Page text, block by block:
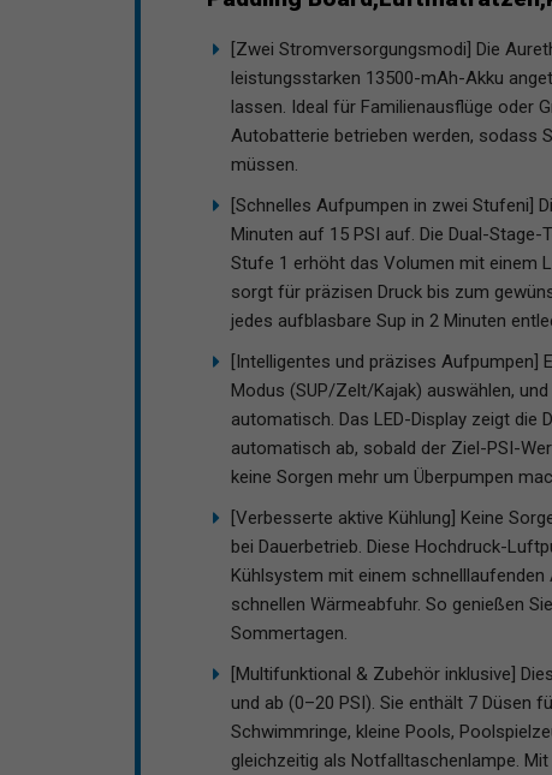
[Zwei Stromversorgungsmodi] Die
leistungsstarken 13500-mAh-Akku
lassen. Ideal für Familienausflüge oder
Autobatterie betrieben werden, sodass
müssen.
[Schnelles Aufpumpen in zwei Stufeni]
Minuten auf 15 PSI auf. Die Dual-
Stufe 1 erhöht das Volumen mit einem
sorgt für präzisen Druck bis zum
jedes aufblasbare Sup in 2 Minuten
[Intelligentes und präzises Aufpumpen]
Modus (SUP/Zelt/Kajak) auswählen,
automatisch. Das LED-Display zeigt die
automatisch ab, sobald der Ziel-PSI-
keine Sorgen mehr um Überpumpen
[Verbesserte aktive Kühlung] Keine
bei Dauerbetrieb. Diese Hochdruck-
Kühlsystem mit einem
schnellen Wärmeabfuhr. So genießen
Sommertagen.
[Multifunktional & Zubehör inklusive]
und ab (0–20 PSI). Sie enthält 7 Düsen
Schwimmringe, kleine Pools,
gleichzeitig als Notfalltaschenlampe.